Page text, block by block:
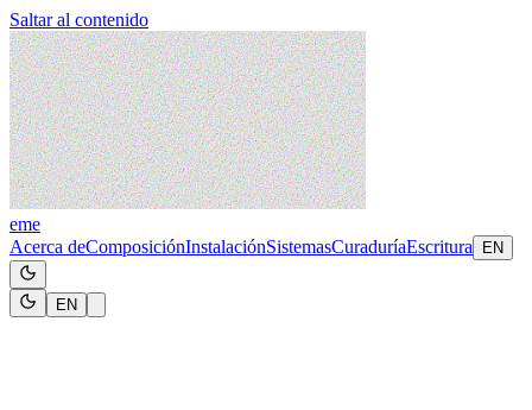
Saltar al contenido
eme
Acerca deComposiciónInstalaciónSistemasCuraduríaEscritura EN
EN